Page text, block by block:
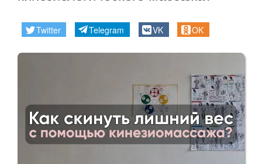
сайта
Twitter Telegram VK OK